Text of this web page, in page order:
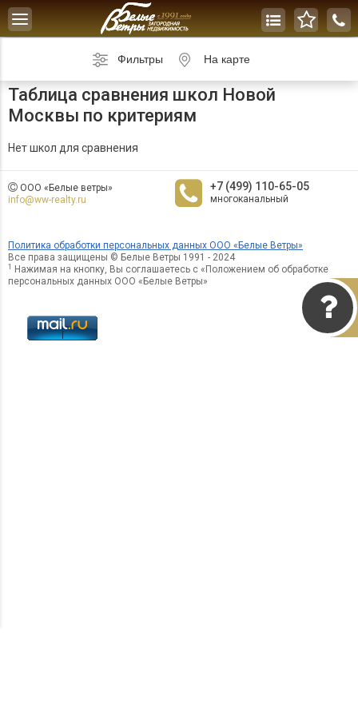
Toggle
navigation
Фильтры На карте
Таблица сравнения школ Новой
Москвы по критериям
Нет школ для сравнения
ООО «Белые ветры»
info@ww-realty.ru
+7 (499) 110-65-05
многоканальный
Политика обработки персональных данных ООО «Белые Ветры»
Все права защищены © Белые Ветры 1991 - 2024
1
Нажимая на кнопку, Вы соглашаетесь с «Положением об обработке
персональных данных ООО «Белые Ветры»